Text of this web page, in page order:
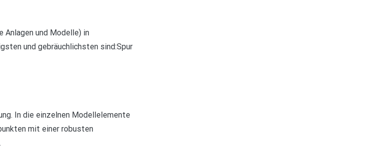
Anlagen und Modelle) in
und gebräuchlichsten sind:Spur
In die einzelnen Modellelemente
mit einer robusten